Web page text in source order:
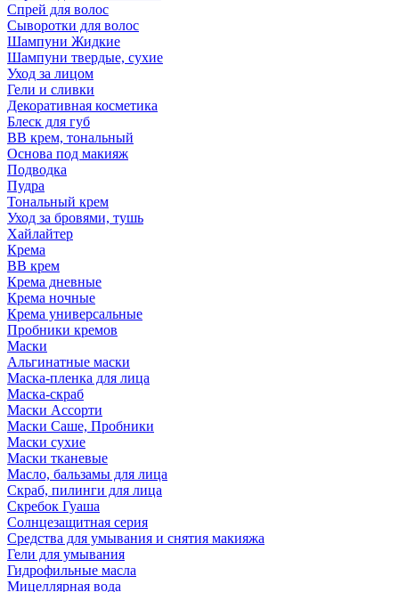
Спрей для волос
Сыворотки для волос
Шампуни Жидкие
Шампуни твердые, сухие
Уход за лицом
Гели и сливки
Декоративная косметика
Блеск для губ
ВВ крем, тональный
Основа под макияж
Подводка
Пудра
Тональный крем
Уход за бровями, тушь
Хайлайтер
Крема
ВВ крем
Крема дневные
Крема ночные
Крема универсальные
Пробники кремов
Маски
Альгинатные маски
Маска-пленка для лица
Маска-скраб
Маски Ассорти
Маски Саше, Пробники
Маски сухие
Маски тканевые
Масло, бальзамы для лица
Скраб, пилинги для лица
Скребок Гуаша
Солнцезащитная серия
Средства для умывания и снятия макияжа
Гели для умывания
Гидрофильные масла
Мицеллярная вода